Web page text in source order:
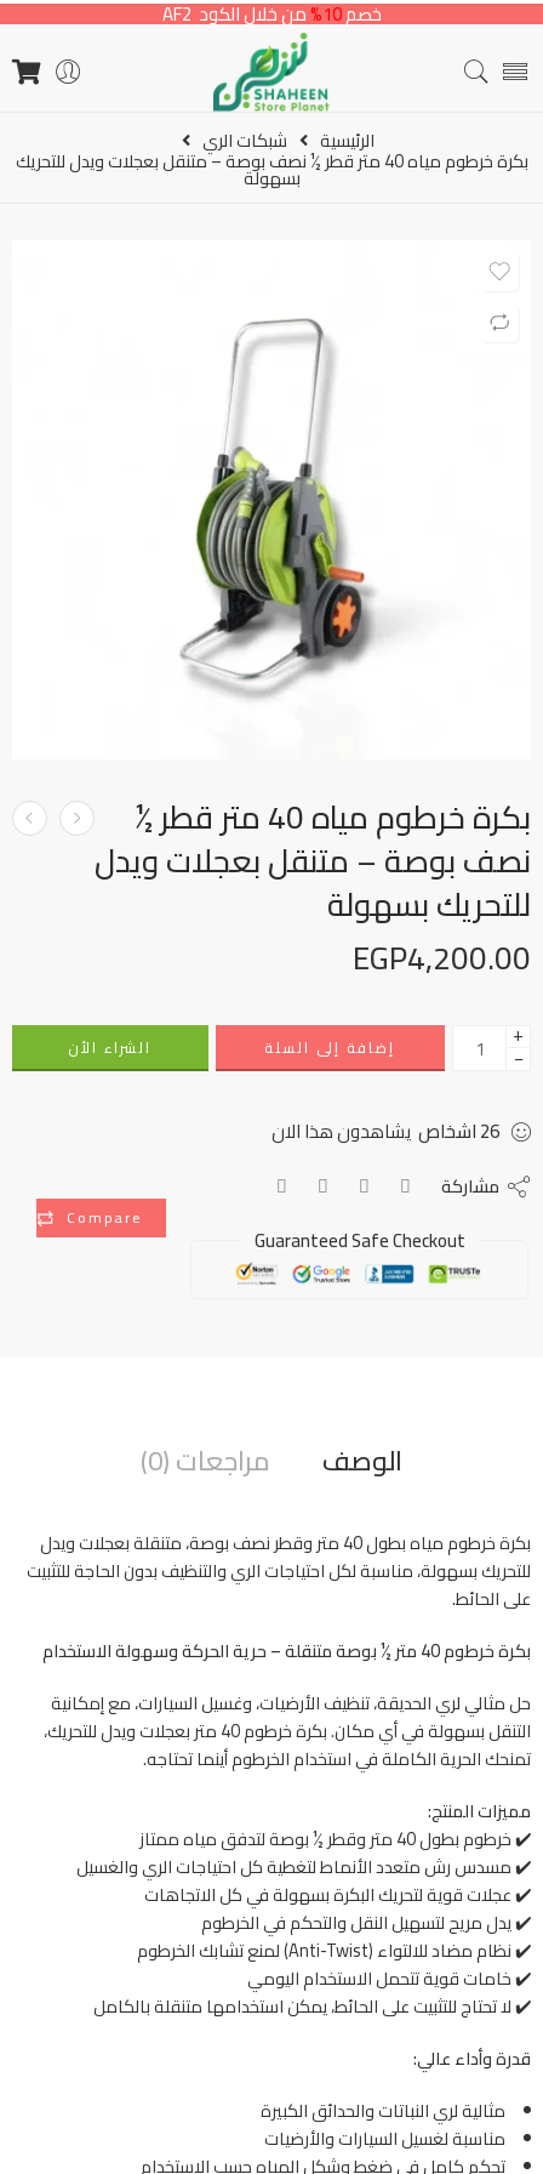
خصم10% من خلال الكود AF2
الرئيسية شبكات الري
بكرة خرطوم مياه 40 متر قطر ½ نصف بوصة – متنقل بعجلات ويدل للتحريك
بسهولة
بكرة خرطوم مياه 40 متر قطر ½
نصف بوصة – متنقل بعجلات ويدل
للتحريك بسهولة
EGP4,200.00
+
− إضافة إلى السلة الشراء الأن
26اشخاص يشاهدون هذا الان
Compare
مشاركة
Guaranteed Safe Checkout
الوصف مراجعات (0)
بكرة خرطوم مياه بطول 40 متر وقطر نصف بوصة، متنقلة بعجلات ويدل
للتحريك بسهولة، مناسبة لكل احتياجات الري والتنظيف بدون الحاجة للتثبيت
على الحائط.
بكرة خرطوم 40 متر ½ بوصة متنقلة – حرية الحركة وسهولة الاستخدام
حل مثالي لري الحديقة، تنظيف الأرضيات، وغسيل السيارات، مع إمكانية
التنقل بسهولة في أي مكان. بكرة خرطوم 40 متر بعجلات ويدل للتحريك،
تمنحك الحرية الكاملة في استخدام الخرطوم أينما تحتاجه.
مميزات المنتج:
✔️ خرطوم بطول 40 متر وقطر ½ بوصة لتدفق مياه ممتاز
✔️ مسدس رش متعدد الأنماط لتغطية كل احتياجات الري والغسيل
✔️ عجلات قوية لتحريك البكرة بسهولة في كل الاتجاهات
✔️ يدل مريح لتسهيل النقل والتحكم في الخرطوم
✔️ نظام مضاد للالتواء (Anti-Twist) لمنع تشابك الخرطوم
✔️ خامات قوية تتحمل الاستخدام اليومي
✔️ لا تحتاج للتثبيت على الحائط، يمكن استخدامها متنقلة بالكامل
قدرة وأداء عالي:
مثالية لري النباتات والحدائق الكبيرة
مناسبة لغسيل السيارات والأرضيات
تحكم كامل في ضغط وشكل المياه حسب الاستخدام